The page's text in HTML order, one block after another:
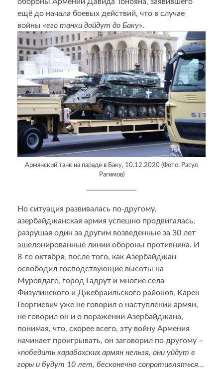
обороны Армении Давида Тонояна, заявившего
ещё до начала боевых действий, что в случае
войны «его танки дойдут до Баку».
Армянский танк на параде в Баку, 10.12.2020 (Фото: Расул
Рагимов)
Но ситуация развивалась по-другому,
азербайджанская армия успешно продвигалась,
разрушая один за другим возведенные за 30 лет
эшелонированные линии обороны противника. И
8-го октября, после того, как Азербайджан
освободил господствующие высоты на
Муровдаге, город Гадрут и многие села
Физулинского и Джебраильского районов, Карен
Георгиевич уже не говорил о наступлении армян,
не говорил он и о поражении Азербайджана,
понимая, что, скорее всего, эту войну Армения
начинает проигрывать, он заговорил по другому –
«победить карабахских армян нельзя, они уйдут в
горы и будут 10 лет, бесконечно сопротивляться…